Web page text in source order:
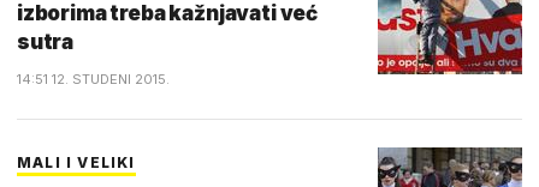
izborima treba kažnjavati već
sutra
14:51 12. STUDENI 2015.
MALI I VELIKI